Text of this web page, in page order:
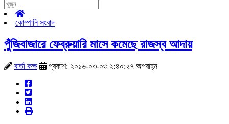
কোম্পানি সংবাদ
পুঁজিবাজারে ফেব্রুয়ারি মাসে কমেছে রাজস্ব আদায়
বার্তা কক্ষ প্রকাশ: ২০১৬-০৩-০৩ ২:৪০:২৭ অপরাহ্ন